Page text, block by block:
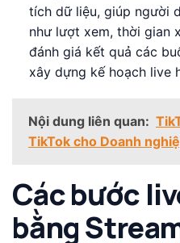
tích dữ liệu, giúp người
như lượt xem, thời gian
đánh giá kết quả các
xây dựng kế hoạch live
Nội dung liên quan:
TikTok cho Doanh
Các bước
bằng